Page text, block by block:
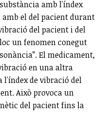
amb l'índex
el del pacient durant
del pacient i del
un fenomen conegut
El medicament,
en una altra
l'índex de vibració del
Això provoca un
del pacient fins la